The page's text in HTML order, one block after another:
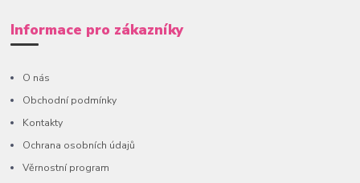
Informace pro zákazníky
O nás
Obchodní podmínky
Kontakty
Ochrana osobních údajů
Věrnostní program